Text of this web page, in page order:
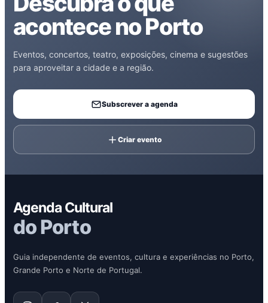
acontece no Porto
Eventos, concertos, teatro, exposições, cinema e sugestões
para aproveitar a cidade e a região.
Subscrever a agenda
Criar evento
Agenda Cultural
do Porto
Guia independente de eventos, cultura e experiências no Porto,
Grande Porto e Norte de Portugal.